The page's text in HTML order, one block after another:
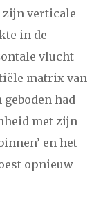
zijn verticale
in de
vlucht
matrix van
had
met zijn
en het
opnieuw